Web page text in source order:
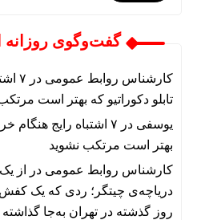
گفت‌وگوی روزانه
کارشناس روابط عمومی در
۷
تابلو دکوراتیو که بهتر است
یوسفی در
۷ اشتباه رایج هنگام
بهتر است مرتکب نشوید
کارشناس روابط عمومی در
از
دریاچه‌ی چیتگر؛ ردی که یک
روز گذشته در تهران به‌جا